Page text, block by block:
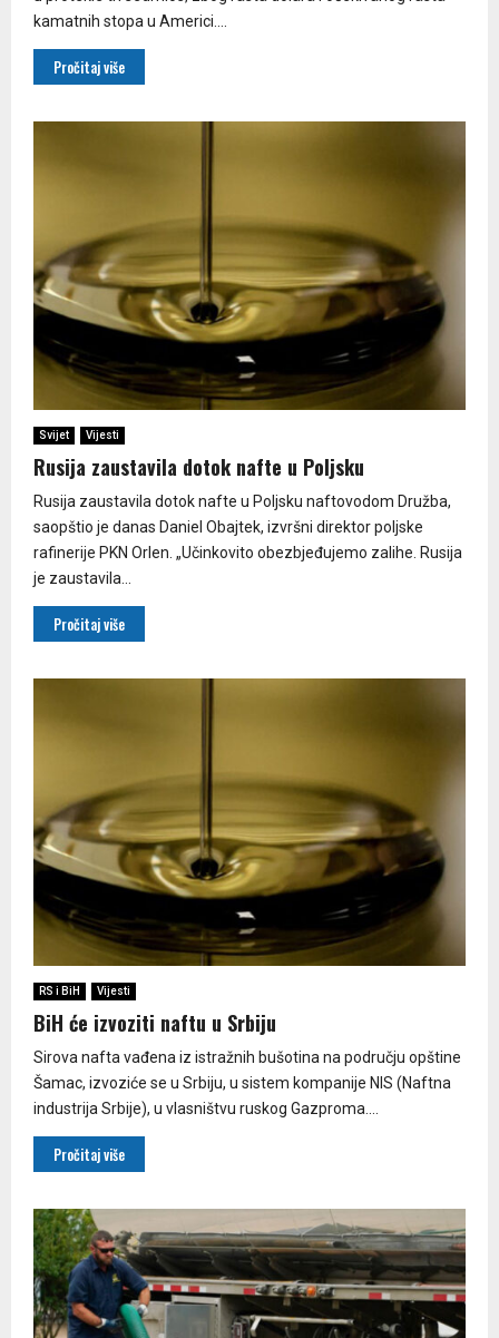
kamatnih stopa u Americi....
Pročitaj više
Svijet Vijesti
Rusija zaustavila dotok nafte u Poljsku
Rusija zaustavila dotok nafte u Poljsku naftovodom Družba,
saopštio je danas Daniel Obajtek, izvršni direktor poljske
rafinerije PKN Orlen. „Učinkovito obezbjeđujemo zalihe. Rusija
je zaustavila...
Pročitaj više
RS i BiH Vijesti
BiH će izvoziti naftu u Srbiju
Sirova nafta vađena iz istražnih bušotina na području opštine
Šamac, izvoziće se u Srbiju, u sistem kompanije NIS (Naftna
industrija Srbije), u vlasništvu ruskog Gazproma....
Pročitaj više